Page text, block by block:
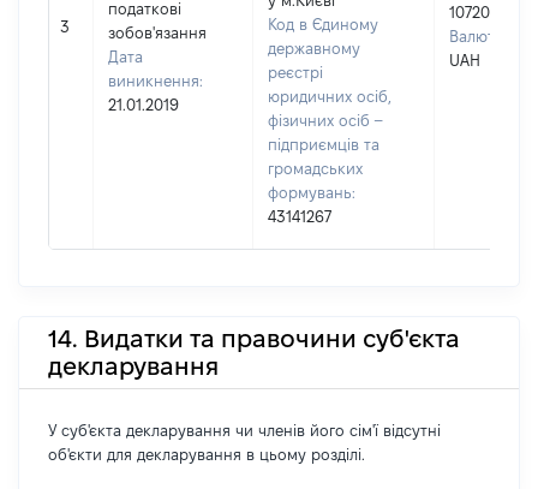
3
податкові
зобов'язання
Дата
виникнення:
21.01.2019
Код в Єдиному
державному
реєстрі
юридичних осіб,
фізичних осіб –
підприємців та
громадських
формувань:
43141267
10720
Валюта:
UAH
14. Видатки та правочини суб'єкта
декларування
У суб'єкта декларування чи членів його сім'ї відсутні
об'єкти для декларування в цьому розділі.